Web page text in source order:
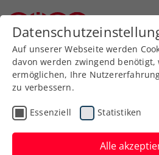
Herzlich
NÖTV-Kreis
Auf unserer Webseite werden
davon werden zwingend
ermöglichen, Ihre
zu verbessern.
Essenziell Statistiken
Alle